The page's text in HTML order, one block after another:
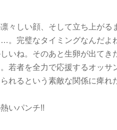
々しい顔、そして立ち上が
完璧なタイミングなんだよ
いね。そのあと生卵が出てき
若者を全力で応援するオッサ
れるという素敵な関係に痺れ
いパンチ!!